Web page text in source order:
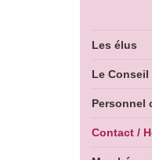
Les élus
Le
Personnel
Contact /